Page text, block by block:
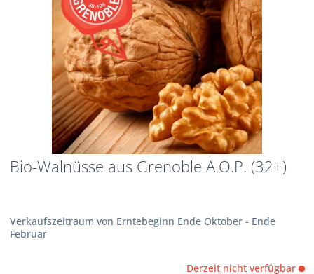
Bio-Walnüsse aus Grenoble A.O.P. (32+)
Verkaufszeitraum von Erntebeginn Ende Oktober - Ende
Februar
Derzeit nicht verfügbar